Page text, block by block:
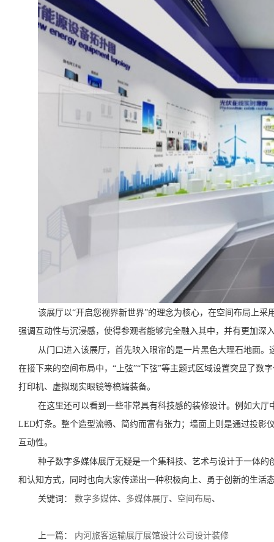
该展厅以“开启您视界新世界”的理念为核心，在空间布局上
强调互动性与沉浸感，使得参观者能够完全融入其中，并有更加深
从门口进入该展厅，首先映入眼帘的是一片黑色大理石地面
在接下来的空间布局中，“上弦”“下弦”等主题式区域设置突显了数
打印机、虚拟现实眼镜等槁端装备。
在这里还可以看到一些非常具有科技感的装修设计。例如大
LED灯条。整个造型流畅、简约而富有张力；墙面上则是通过投影
互动性。
种子数字多媒体展厅无疑是一个集科技、艺术与设计于一体
和认知方式，同时也向大家传递出一种积极向上、勇于创新的生活
关键词： 数字多媒体、 多媒体展厅、 空间布局、
上一篇： 内河旅客运输展厅展馆设计公司设计装修